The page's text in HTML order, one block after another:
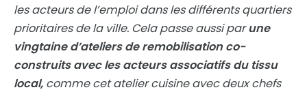
les acteurs de l’emploi dans les différents quartiers
prioritaires de la ville. Cela passe aussi parune
vingtaine d’ateliers de remobilisation co-
construits avec les acteurs associatifs du tissu
local, comme cet atelier cuisine avec deux chefs